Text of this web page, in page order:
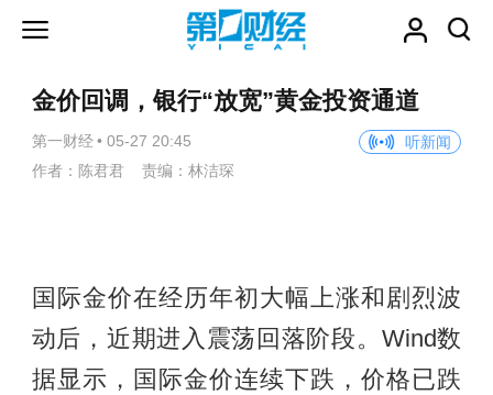
金价回调，银行“放宽”黄金投资通道
第一财经 • 05-27 20:45
听新闻
作者：陈君君 责编：林洁琛
国际金价在经历年初大幅上涨和剧烈波
动后，近期进入震荡回落阶段。Wind数
据显示，国际金价连续下跌，价格已跌